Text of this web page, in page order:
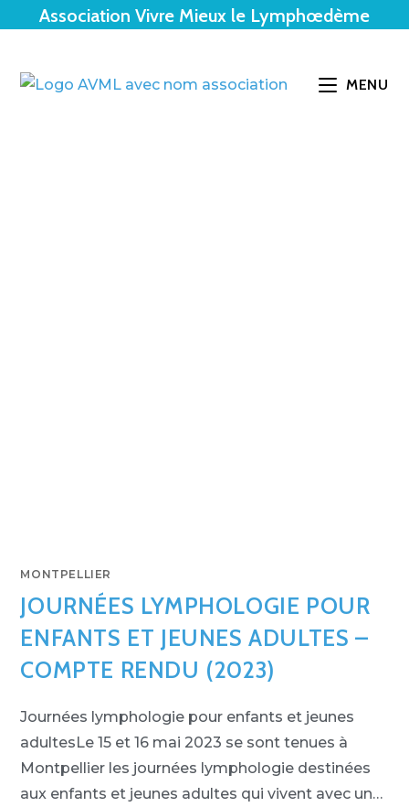
Association Vivre Mieux le Lymphœdème
MENU
MONTPELLIER
JOURNÉES LYMPHOLOGIE POUR
ENFANTS ET JEUNES ADULTES –
COMPTE RENDU (2023)
Journées lymphologie pour enfants et jeunes
adultesLe 15 et 16 mai 2023 se sont tenues à
Montpellier les journées lymphologie destinées
aux enfants et jeunes adultes qui vivent avec un…